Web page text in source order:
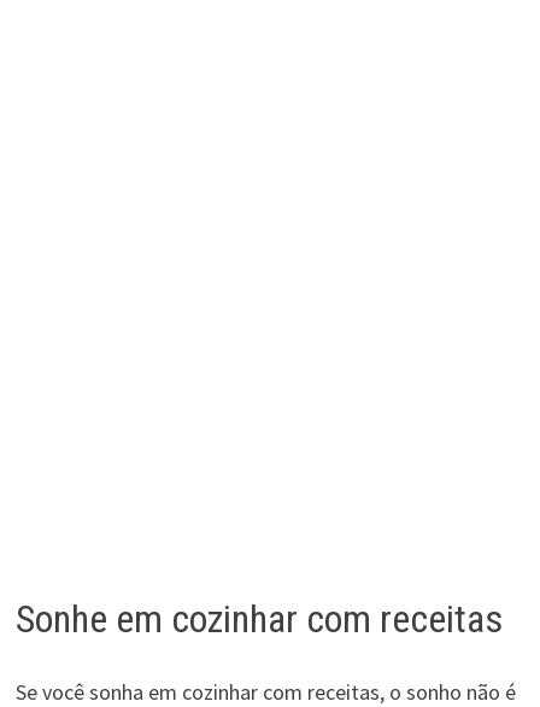
Sonhe em cozinhar com receitas
Se você sonha em cozinhar com receitas, o sonho não é